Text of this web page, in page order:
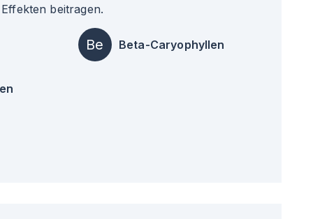
beitragen.
Be Beta-Caryophyllen